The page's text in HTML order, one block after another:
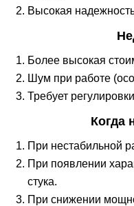
Высокая
Более высокая
Шум при работе
Требует
Когда
При нестабильной
При появлении
стука.
При снижении